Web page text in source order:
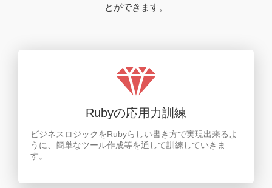
とができます。
Rubyの応用力訓練
ビジネスロジックをRubyらしい書き方で実現出来るよ
うに、簡単なツール作成等を通して訓練していきま
す。